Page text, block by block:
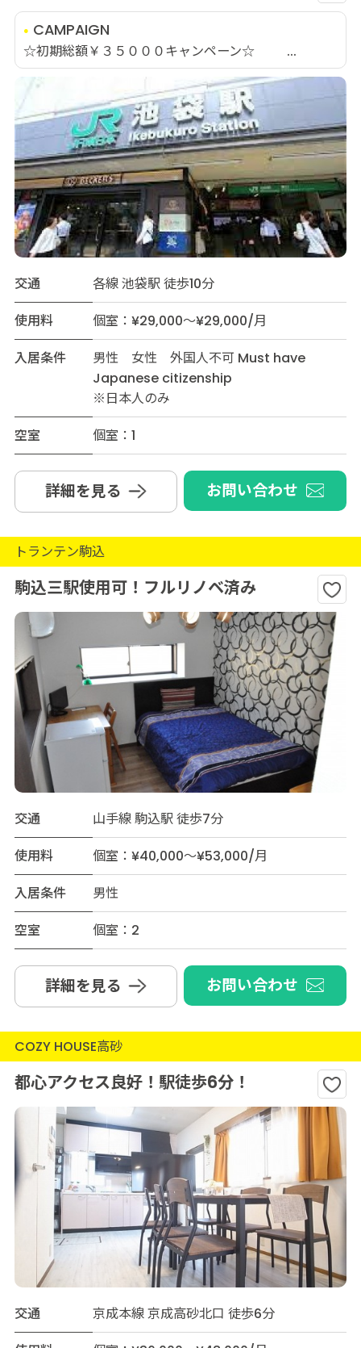
CAMPAIGN
☆初期総額￥３５０００キャンペーン☆ ...
交通
各線 池袋駅 徒歩10分
使用料
個室：¥29,000～¥29,000/月
入居条件
男性 女性 外国人不可 Must have
Japanese citizenship
※日本人のみ
空室
個室：1
詳細を見る お問い合わせ
トランテン駒込
駒込三駅使用可！フルリノベ済み
交通
山手線 駒込駅 徒歩7分
使用料
個室：¥40,000～¥53,000/月
入居条件
男性
空室
個室：2
詳細を見る お問い合わせ
COZY HOUSE高砂
都心アクセス良好！駅徒歩6分！
交通
京成本線 京成高砂北口 徒歩6分